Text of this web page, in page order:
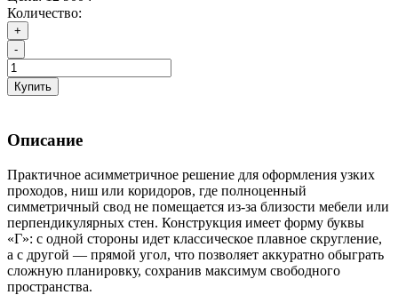
Количество:
+
-
Купить
Описание
Практичное асимметричное решение для оформления узких
проходов, ниш или коридоров, где полноценный
симметричный свод не помещается из-за близости мебели или
перпендикулярных стен. Конструкция имеет форму буквы
«Г»: с одной стороны идет классическое плавное скругление,
а с другой — прямой угол, что позволяет аккуратно обыграть
сложную планировку, сохранив максимум свободного
пространства.